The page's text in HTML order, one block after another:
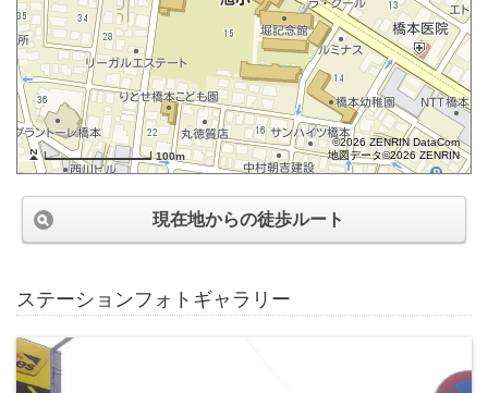
100m
©2026 ZENRIN DataCom
地図データ©2026 ZENRIN
現在地からの徒歩ルート
ステーションフォトギャラリー